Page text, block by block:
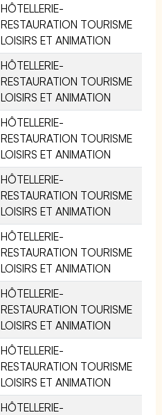
HÔTELLERIE-
RESTAURATION TOURISME
LOISIRS ET ANIMATION
HÔTELLERIE-
RESTAURATION TOURISME
LOISIRS ET ANIMATION
HÔTELLERIE-
RESTAURATION TOURISME
LOISIRS ET ANIMATION
HÔTELLERIE-
RESTAURATION TOURISME
LOISIRS ET ANIMATION
HÔTELLERIE-
RESTAURATION TOURISME
LOISIRS ET ANIMATION
HÔTELLERIE-
RESTAURATION TOURISME
LOISIRS ET ANIMATION
HÔTELLERIE-
RESTAURATION TOURISME
LOISIRS ET ANIMATION
HÔTELLERIE-